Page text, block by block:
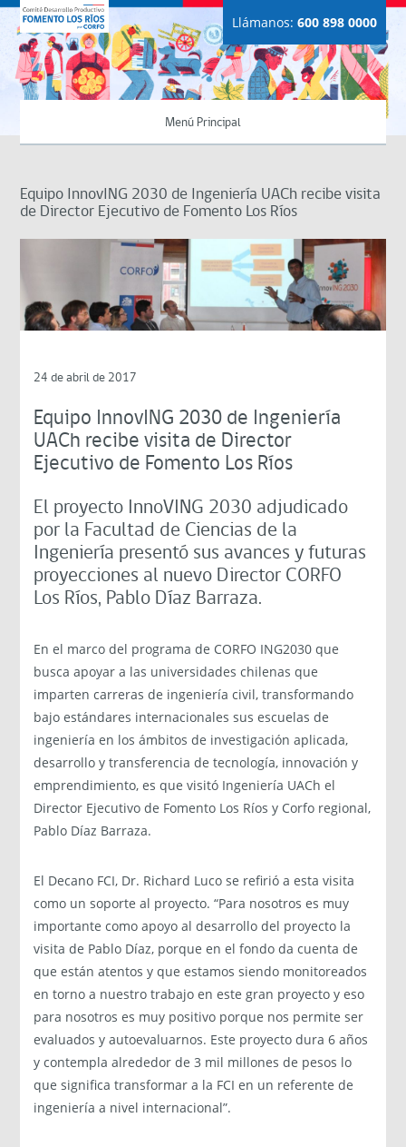
Llámanos: 600 898 0000
Menú Principal
Equipo InnovING 2030 de Ingeniería UACh recibe visita
de Director Ejecutivo de Fomento Los Ríos
24 de abril de 2017
Equipo InnovING 2030 de Ingeniería
UACh recibe visita de Director
Ejecutivo de Fomento Los Ríos
El proyecto InnoVING 2030 adjudicado
por la Facultad de Ciencias de la
Ingeniería presentó sus avances y futuras
proyecciones al nuevo Director CORFO
Los Ríos, Pablo Díaz Barraza.
En el marco del programa de CORFO ING2030 que
busca apoyar a las universidades chilenas que
imparten carreras de ingeniería civil, transformando
bajo estándares internacionales sus escuelas de
ingeniería en los ámbitos de investigación aplicada,
desarrollo y transferencia de tecnología, innovación y
emprendimiento, es que visitó Ingeniería UACh el
Director Ejecutivo de Fomento Los Ríos y Corfo regional,
Pablo Díaz Barraza.
El Decano FCI, Dr. Richard Luco se refirió a esta visita
como un soporte al proyecto. “Para nosotros es muy
importante como apoyo al desarrollo del proyecto la
visita de Pablo Díaz, porque en el fondo da cuenta de
que están atentos y que estamos siendo monitoreados
en torno a nuestro trabajo en este gran proyecto y eso
para nosotros es muy positivo porque nos permite ser
evaluados y autoevaluarnos. Este proyecto dura 6 años
y contempla alrededor de 3 mil millones de pesos lo
que significa transformar a la FCI en un referente de
ingeniería a nivel internacional”.